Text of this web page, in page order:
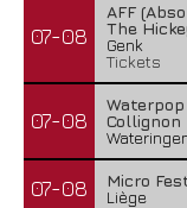
07-08
AFF
The
Genk
Tickets
07-08
Waterpop
Collignon
07-08
Micro
Liège